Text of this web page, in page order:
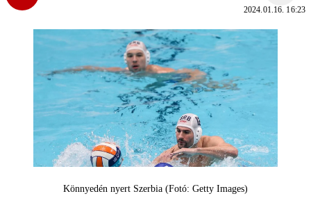
2024.01.16. 16:23
Könnyedén nyert Szerbia (Fotó: Getty Images)